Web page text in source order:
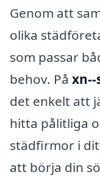
Genom att
olika
som passar
behov. På xn--
det enkelt att
hitta pålitliga
städfirmor i
att börja din